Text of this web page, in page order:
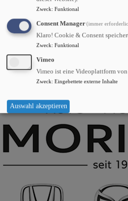
Mazda Österreich
Auto + Motorrad MORIGGL
Haller Straße 15
0512/266 944-0
Fax: 0512/266 944-17
office@moriggl.at
Zweck: Funktional
Consent Manager(immer
Klaro! Cookie & Consent
Zweck: Funktional
Vimeo
Vimeo ist eine Videoplattform
Zweck: Eingebettete externe Inhalte
Auswahl akzeptieren